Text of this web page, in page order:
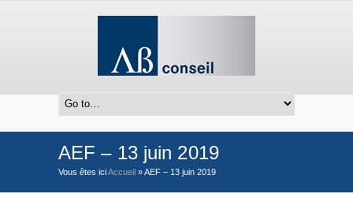
AEF – 13 juin 2019
Vous êtes iciAccueil »AEF – 13 juin 2019